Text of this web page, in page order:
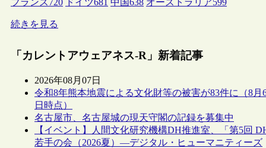
フランス720 ドイツ681 中国638 オーストラリア599
続きを見る
「カレントアウェアネス-R」新着記事
2026年08月07日
令和8年熊本地震による文化財等の被害が83件に（8月
日時点）
名古屋市、名古屋城の現天守閣の記録を募集中
【イベント】人間文化研究機構DH推進室、「第5回
若手の会（2026夏）―デジタル・ヒューマニティーズ